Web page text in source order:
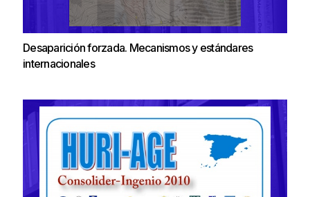
Desaparición forzada. Mecanismos y estándares
internacionales